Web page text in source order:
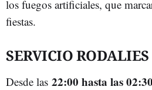
los fuegos artificiales, que
fiestas.
SERVICIO RODALIES
Desde las 22:00 hasta las